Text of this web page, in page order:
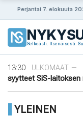
Perjantai 7. elokuuta
Selkeästi. Itsenäisesti.
sato
14:56
ULKOMAAT —
pysyvistä
13:30
ULKOMAAT —
syytteet SiS-laitoksen
11:45
09:56
ULKOMAAT
YLEINEN